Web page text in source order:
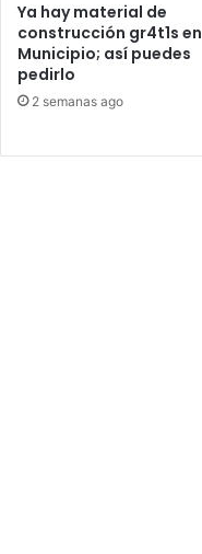
Ya hay material de
construcción gr4t1s en
Municipio; así puedes
pedirlo
2 semanas ago